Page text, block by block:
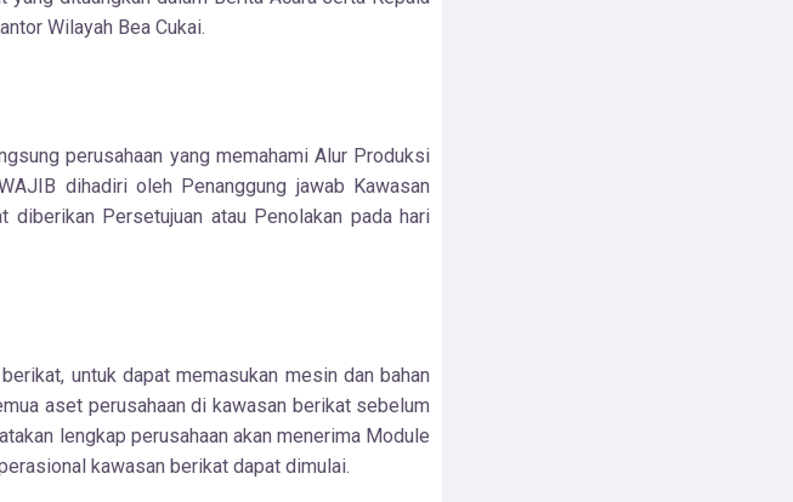
Wilayah Bea Cukai.
perusahaan yang memahami Alur Produksi
dihadiri oleh Penanggung jawab Kawasan
Persetujuan atau Penolakan pada hari
untuk dapat memasukan mesin dan bahan
aset perusahaan di kawasan berikat sebelum
lengkap perusahaan akan menerima Module
kawasan berikat dapat dimulai.